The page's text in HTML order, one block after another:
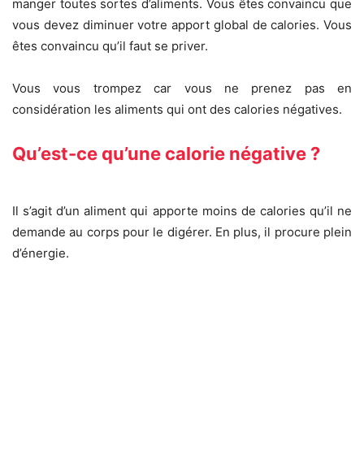
manger toutes sortes d’aliments. Vous êtes convaincu que
vous devez diminuer votre apport global de calories. Vous
êtes convaincu qu’il faut se priver.
Vous vous trompez car vous ne prenez pas en
considération les aliments qui ont des calories négatives.
Qu’est-ce qu’une calorie négative ?
Il s’agit d’un aliment qui apporte moins de calories qu’il ne
demande au corps pour le digérer. En plus, il procure plein
d’énergie.